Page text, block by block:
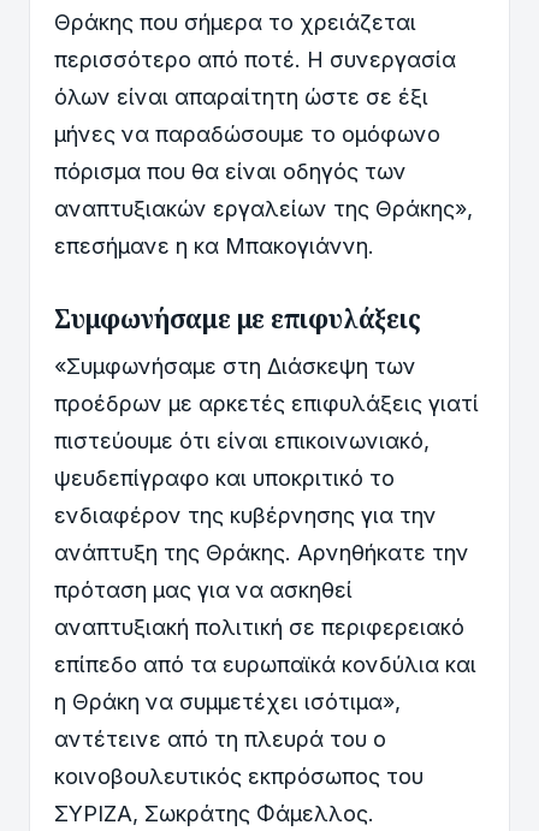
Θράκης που σήμερα το χρειάζεται
περισσότερο από ποτέ. Η συνεργασία
όλων είναι απαραίτητη ώστε σε έξι
μήνες να παραδώσουμε το ομόφωνο
πόρισμα που θα είναι οδηγός των
αναπτυξιακών εργαλείων της Θράκης»,
επεσήμανε η κα Μπακογιάννη.
Συμφωνήσαμε με επιφυλάξεις
«Συμφωνήσαμε στη Διάσκεψη των
προέδρων με αρκετές επιφυλάξεις γιατί
πιστεύουμε ότι είναι επικοινωνιακό,
ψευδεπίγραφο και υποκριτικό το
ενδιαφέρον της κυβέρνησης για την
ανάπτυξη της Θράκης. Αρνηθήκατε την
πρόταση μας για να ασκηθεί
αναπτυξιακή πολιτική σε περιφερειακό
επίπεδο από τα ευρωπαϊκά κονδύλια και
η Θράκη να συμμετέχει ισότιμα»,
αντέτεινε από τη πλευρά του ο
κοινοβουλευτικός εκπρόσωπος του
ΣΥΡΙΖΑ, Σωκράτης Φάμελλος.